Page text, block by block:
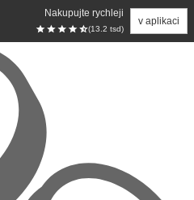
Nakupujte rychleji
(13.2 tsd)
v aplikaci